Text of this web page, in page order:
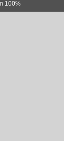
100%